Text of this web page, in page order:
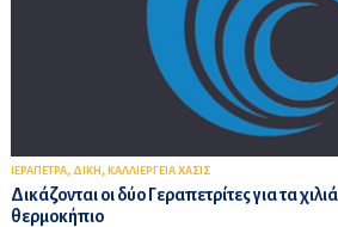
ΙΕΡΑΠΕΤΡΑ, ΔΙΚΗ , ΚΑΛΛΙΕΡΓΕΙΑ ΧΑΣΙΣ
Δικάζονται οι δύο Γεραπετρίτες για τα
θερμοκήπιο